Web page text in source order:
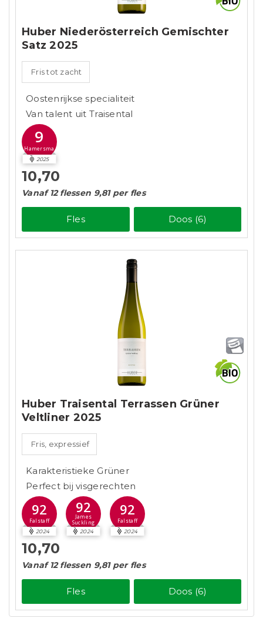
Huber Niederösterreich Gemischter
Satz 2025
Fris tot zacht
Oostenrijkse specialiteit
Van talent uit Traisental
9
Hamersma
2025
10,70
Vanaf 12 flessen 9,81 per fles
Fles Doos (6)
Huber Traisental Terrassen Grüner
Veltliner 2025
Fris, expressief
Karakteristieke Grüner
Perfect bij visgerechten
92
Falstaff
2024
92
James
Suckling
2024
92
Falstaff
2024
10,70
Vanaf 12 flessen 9,81 per fles
Fles Doos (6)